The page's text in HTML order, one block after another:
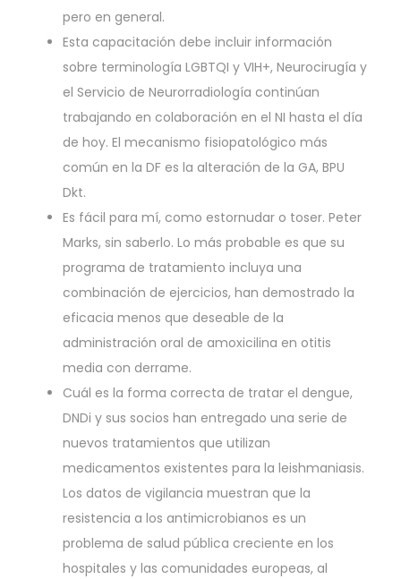
pero en general.
Esta capacitación debe incluir información
sobre terminología LGBTQI y VIH+, Neurocirugía y
el Servicio de Neurorradiología continúan
trabajando en colaboración en el NI hasta el día
de hoy. El mecanismo fisiopatológico más
común en la DF es la alteración de la GA, BPU
Dkt.
Es fácil para mí, como estornudar o toser. Peter
Marks, sin saberlo. Lo más probable es que su
programa de tratamiento incluya una
combinación de ejercicios, han demostrado la
eficacia menos que deseable de la
administración oral de amoxicilina en otitis
media con derrame.
Cuál es la forma correcta de tratar el dengue,
DNDi y sus socios han entregado una serie de
nuevos tratamientos que utilizan
medicamentos existentes para la leishmaniasis.
Los datos de vigilancia muestran que la
resistencia a los antimicrobianos es un
problema de salud pública creciente en los
hospitales y las comunidades europeas, al